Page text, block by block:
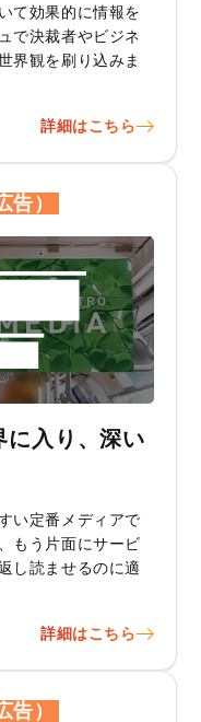
て効果的に情報を
で決裁者やビジネ
界観を刷り込みま
詳細はこちら
）
に入り、深い
い定番メディアで
もう片面にサービ
し読ませるのに適
詳細はこちら
告）